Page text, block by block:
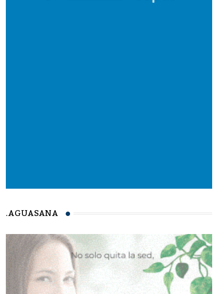
.AGUASANA